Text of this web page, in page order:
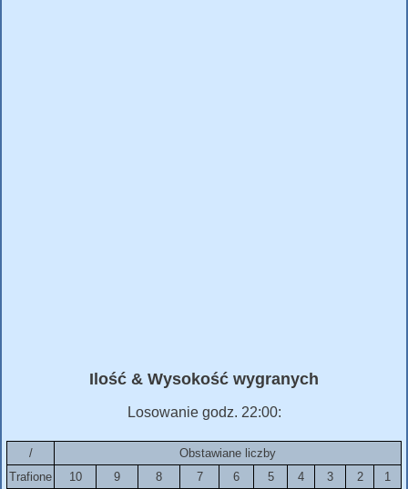
Ilość & Wysokość wygranych
Losowanie godz. 22:00:
/
Obstawiane liczby
Trafione
10 9 8 7 6 5 4 3 2 1